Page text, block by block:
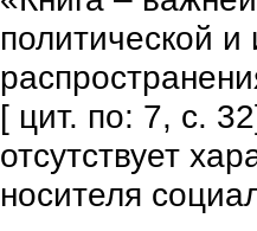
политической
[ цит. по: 7, c.
отсутствует
носителя